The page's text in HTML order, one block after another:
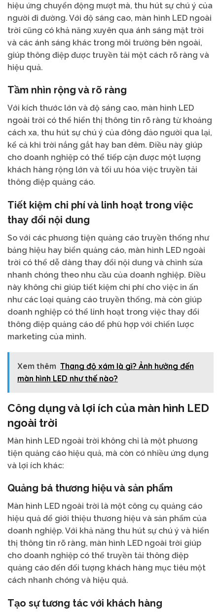
hiệu ứng chuyển động mượt mà, thu hút sự chú ý của
người đi đường. Với độ sáng cao, màn hình LED ngoài
trời cũng có khả năng xuyên qua ánh sáng mặt trời
và các ánh sáng khác trong môi trường bên ngoài,
giúp thông điệp được truyền tải một cách rõ ràng và
hiệu quả.
Tầm nhìn rộng và rõ ràng
Với kích thước lớn và độ sáng cao, màn hình LED
ngoài trời có thể hiển thị thông tin rõ ràng từ khoảng
cách xa, thu hút sự chú ý của đông đảo người qua lại,
kể cả khi trời nắng gắt hay ban đêm. Điều này giúp
cho doanh nghiệp có thể tiếp cận được một lượng
khách hàng rộng lớn và tối ưu hóa việc truyền tải
thông điệp quảng cáo.
Tiết kiệm chi phí và linh hoạt trong việc
thay đổi nội dung
So với các phương tiện quảng cáo truyền thống như
bảng hiệu hay biển quảng cáo, màn hình LED ngoài
trời có thể dễ dàng thay đổi nội dung và chỉnh sửa
nhanh chóng theo nhu cầu của doanh nghiệp. Điều
này không chỉ giúp tiết kiệm chi phí cho việc in ấn
như các loại quảng cáo truyền thống, mà còn giúp
doanh nghiệp có thể linh hoạt trong việc thay đổi
thông điệp quảng cáo để phù hợp với chiến lược
marketing của mình.
Xem thêm Thang độ xám là gì? Ảnh hưởng đến
màn hình LED như thế nào?
Công dụng và lợi ích của màn hình LED
ngoài trời
Màn hình LED ngoài trời không chỉ là một phương
tiện quảng cáo hiệu quả, mà còn có nhiều ứng dụng
và lợi ích khác:
Quảng bá thương hiệu và sản phẩm
Màn hình LED ngoài trời là một công cụ quảng cáo
hiệu quả để giới thiệu thương hiệu và sản phẩm của
doanh nghiệp. Với khả năng thu hút sự chú ý và hiển
thị thông tin rõ ràng, màn hình LED ngoài trời giúp
cho doanh nghiệp có thể truyền tải thông điệp
quảng cáo đến đối tượng khách hàng mục tiêu một
cách nhanh chóng và hiệu quả.
Tạo sự tương tác với khách hàng